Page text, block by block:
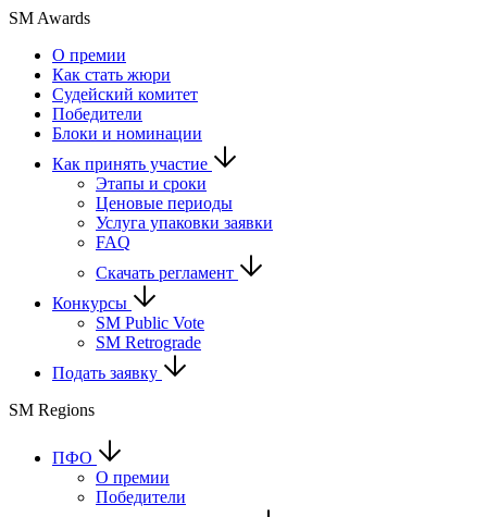
SM Awards
О премии
Как стать жюри
Судейский комитет
Победители
Блоки и номинации
Как принять участие
Этапы и сроки
Ценовые периоды
Услуга упаковки заявки
FAQ
Скачать регламент
Конкурсы
SM Public Vote
SM Retrograde
Подать заявку
SM Regions
ПФО
О премии
Победители